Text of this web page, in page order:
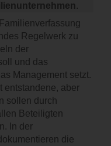
.
Regelwerk zu
der
und das
Management setzt.
entstandene, aber
sollen durch
Beteiligten
In der
die